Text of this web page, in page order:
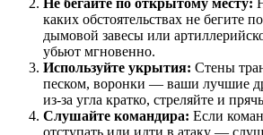
Не бегайте по открытому месту:
каких обстоятельствах не бегите
дымовой завесы или
убьют мгновенно.
Используйте укрытия: Стены
песком, воронки — ваши лучшие
из-за угла кратко, стреляйте и
Слушайте командира: Если